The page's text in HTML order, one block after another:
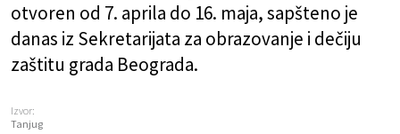
otvoren od 7. aprila do 16. maja, sapšteno je
danas iz Sekretarijata za obrazovanje i dečiju
zaštitu grada Beograda.
Izvor:
Tanjug